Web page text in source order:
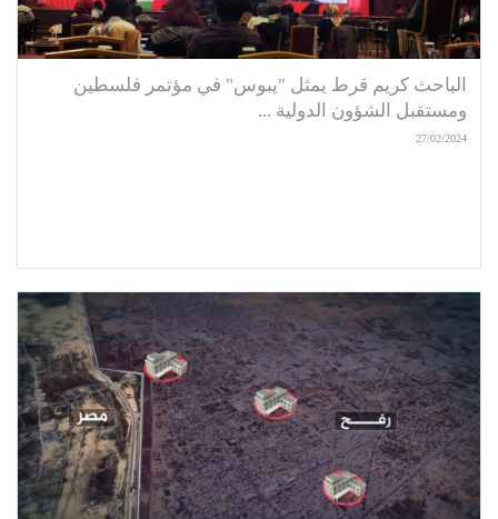
الباحث كريم قرط يمثل "يبوس" في مؤتمر فلسطين
ومستقبل الشؤون الدولية ...
27/02/2024